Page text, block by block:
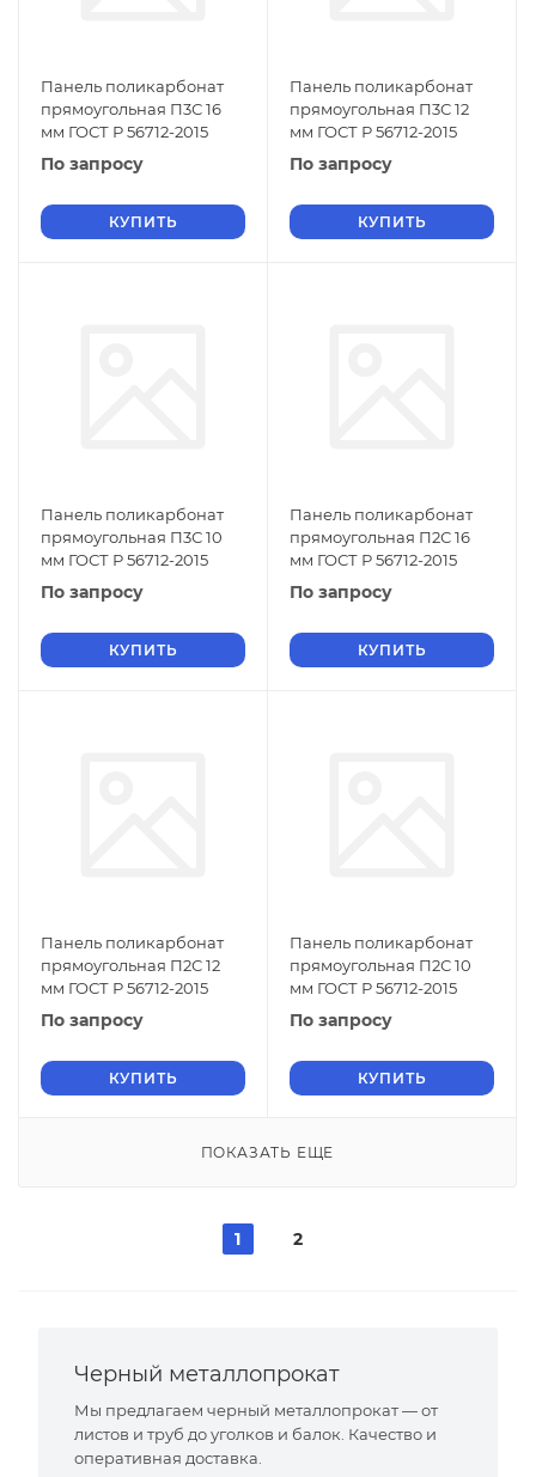
Панель поликарбонат
прямоугольная П3С 16
мм ГОСТ Р 56712-2015
По запросу
КУПИТЬ
Панель поликарбонат
прямоугольная П3С 12
мм ГОСТ Р 56712-2015
По запросу
КУПИТЬ
Панель поликарбонат
прямоугольная П3С 10
мм ГОСТ Р 56712-2015
По запросу
КУПИТЬ
Панель поликарбонат
прямоугольная П2С 16
мм ГОСТ Р 56712-2015
По запросу
КУПИТЬ
Панель поликарбонат
прямоугольная П2С 12
мм ГОСТ Р 56712-2015
По запросу
КУПИТЬ
Панель поликарбонат
прямоугольная П2С 10
мм ГОСТ Р 56712-2015
По запросу
КУПИТЬ
ПОКАЗАТЬ ЕЩЕ
1 2
Черный металлопрокат
Мы предлагаем черный металлопрокат — от
листов и труб до уголков и балок. Качество и
оперативная доставка.